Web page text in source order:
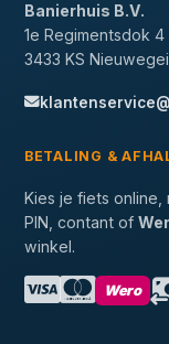
Banierhuis B.V.
1e Regimentsdok 4
3433 KS
BETALING &
Kies je fiets
PIN, contant of
winkel.
Wero